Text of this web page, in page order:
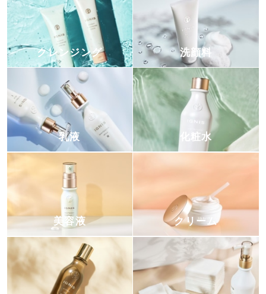
クレンジング 洗顔料
乳液 化粧水
美容液 クリーム